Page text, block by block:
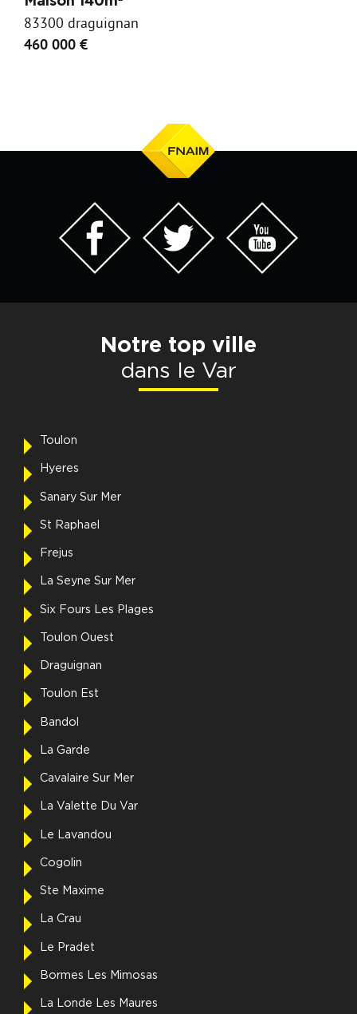
83300 draguignan
460 000 €
Notre top ville
dans le Var
Toulon
Hyeres
Sanary Sur Mer
St Raphael
Frejus
La Seyne Sur Mer
Six Fours Les Plages
Toulon Ouest
Draguignan
Toulon Est
Bandol
La Garde
Cavalaire Sur Mer
La Valette Du Var
Le Lavandou
Cogolin
Ste Maxime
La Crau
Le Pradet
Bormes Les Mimosas
La Londe Les Maures